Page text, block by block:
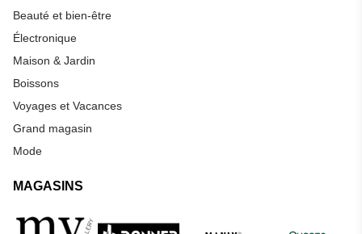
Beauté et bien-être
Électronique
Maison & Jardin
Boissons
Voyages et Vacances
Grand magasin
Mode
MAGASINS